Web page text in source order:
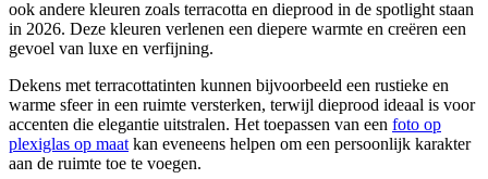
ook andere kleuren zoals terracotta en dieprood in de spotlight staan
in 2026. Deze kleuren verlenen een diepere warmte en creëren een
gevoel van luxe en verfijning.
Dekens met terracottatinten kunnen bijvoorbeeld een rustieke en
warme sfeer in een ruimte versterken, terwijl dieprood ideaal is voor
accenten die elegantie uitstralen. Het toepassen van een foto op
plexiglas op maat kan eveneens helpen om een persoonlijk karakter
aan de ruimte toe te voegen.